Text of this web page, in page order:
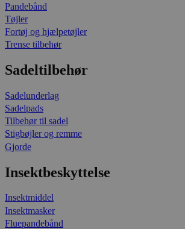
Pandebånd
Tøjler
Fortøj og hjælpetøjler
Trense tilbehør
Sadeltilbehør
Sadelunderlag
Sadelpads
Tilbehør til sadel
Stigbøjler og remme
Gjorde
Insektbeskyttelse
Insektmiddel
Insektmasker
Fluepandebånd